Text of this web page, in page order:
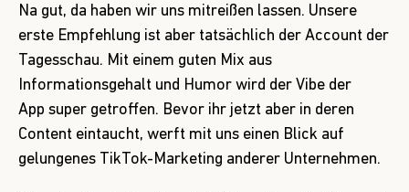
Na gut, da haben wir uns mitreißen lassen. Unsere
erste Empfehlung ist aber tatsächlich der Account der
Tagesschau. Mit einem guten Mix aus
Informationsgehalt und Humor wird der Vibe der
App super getroffen. Bevor ihr jetzt aber in deren
Content eintaucht, werft mit uns einen Blick auf
gelungenes TikTok-Marketing anderer Unternehmen.